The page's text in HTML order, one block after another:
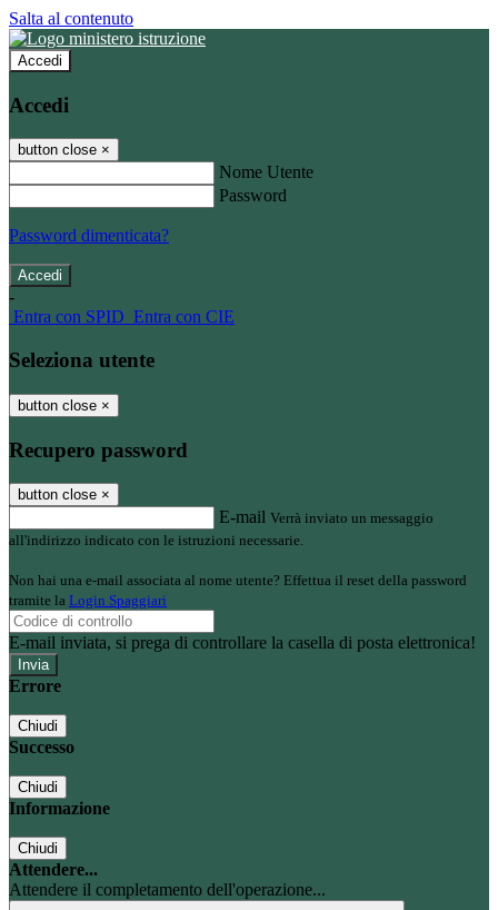
Salta al contenuto
Accedi
Accedi
button close ×
Nome Utente
Password
Password dimenticata?
-
Entra con SPID Entra con CIE
Seleziona utente
button close ×
Recupero password
button close ×
E-mail Verrà inviato un messaggio
all'indirizzo indicato con le istruzioni necessarie.
Non hai una e-mail associata al nome utente? Effettua il reset della password
tramite la Login Spaggiari
E-mail inviata, si prega di controllare la casella di posta elettronica!
Errore
Chiudi
Successo
Chiudi
Informazione
Chiudi
Attendere...
Attendere il completamento dell'operazione...